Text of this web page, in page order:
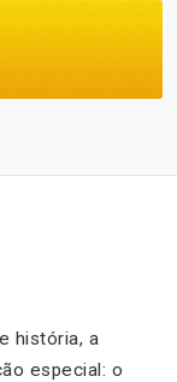
história, a
especial: o